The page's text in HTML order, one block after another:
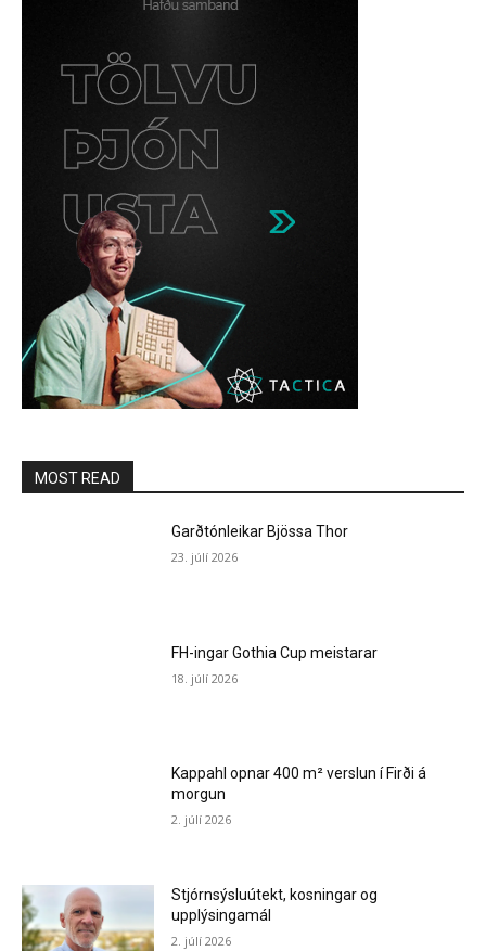
MOST READ
Garðtónleikar Bjössa Thor
23. júlí 2026
FH-ingar Gothia Cup meistarar
18. júlí 2026
Kappahl opnar 400 m² verslun í Firði á
morgun
2. júlí 2026
Stjórnsýsluútekt, kosningar og
upplýsingamál
2. júlí 2026